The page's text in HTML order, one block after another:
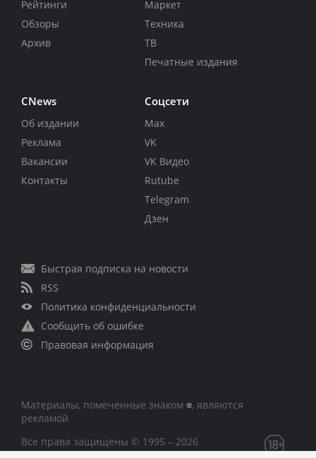
Рейтинги
Обзоры
Архив
Маркет
Техника
ТВ
Печатные издания
CNews
Об издании
Реклама
Вакансии
Контакты
Соцсети
Max
VK
VK Видео
Rutube
Telegram
Дзен
Быстрая подписка на новости
RSS
Политика конфиденциальности
Сообщить об ошибке
Правовая информация
Материалы, помеченные знаком ■, являются
рекламой
Все права защищены © 1995 – 2026